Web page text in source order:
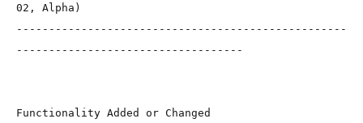
02, Alpha)
---------------------------------------------------
-----------------------------------
Functionality Added or Changed